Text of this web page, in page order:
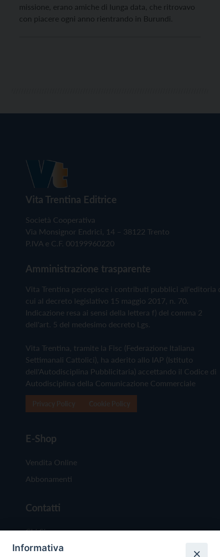
missione, erano amiche di lunga data, che ritrovavo
con piacere ogni anno rientrando in Burundi.
Vita Trentina Editrice
Società Cooperativa
Via Monsignor Endrici, 14 – 38122 Trento
P.IVA e C.F. 00199960220
Amministrazione trasparente
Vita Trentina percepisce i contributi pubblici all'editoria
cui al decreto legislativo 15 maggio 2017, n. 70.
Indicazione resa ai sensi della lettera f) del comma 2
dell'art. 5 del medesimo decreto Lgs.
Vita Trentina, tramite la Fisc (Federazione Italiana
Settimanali Cattolici), ha aderito allo IAP (Istituto
dell'Autodisciplina Pubblicitaria) accettando il Codice di
Autodisciplina della Comunicazione Commerciale
E-Shop
Vendita Online
Abbonamenti
Contatti
Chi Siamo
Redazione
Informativa